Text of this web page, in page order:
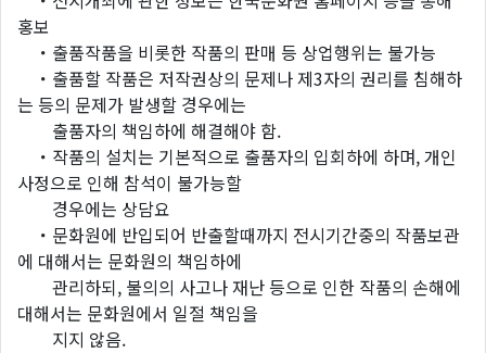
홍보
・출품작품을 비롯한 작품의 판매 등 상업행위는 불가능
・출품할 작품은 저작권상의 문제나 제3자의 권리를 침해하
는 등의 문제가 발생할 경우에는
출품자의 책임하에 해결해야 함.
・작품의 설치는 기본적으로 출품자의 입회하에 하며, 개인
사정으로 인해 참석이 불가능할
경우에는 상담요
・문화원에 반입되어 반출할때까지 전시기간중의 작품보관
에 대해서는 문화원의 책임하에
관리하되, 불의의 사고나 재난 등으로 인한 작품의 손해에
대해서는 문화원에서 일절 책임을
지지 않음.